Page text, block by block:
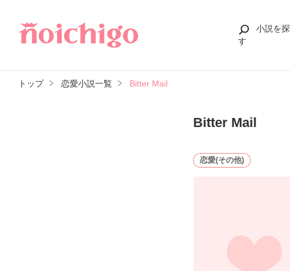
小説を探
す
トップ 恋愛小説一覧 Bitter Mail
Bitter Mail
恋愛(その他)